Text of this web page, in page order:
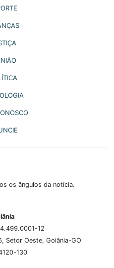
os ângulos da notícia.
12
Setor Oeste, Goiânia-GO
130